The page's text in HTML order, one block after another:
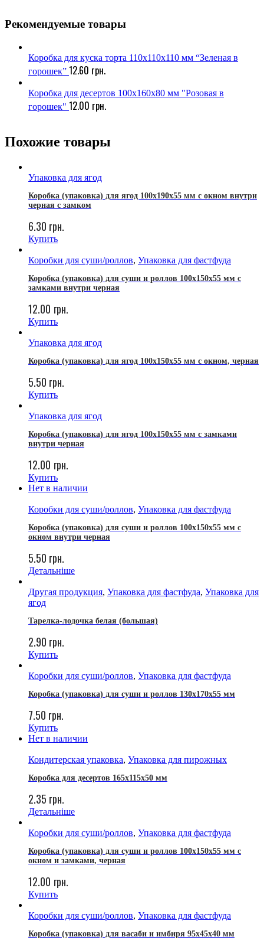
Рекомендуемые товары
Коробка для куска торта 110х110х110 мм “Зеленая в
горошек” 12.60 грн.
Коробка для десертов 100х160х80 мм "Розовая в
горошек" 12.00 грн.
Похожие товары
Упаковка для ягод
Коробка (упаковка) для ягод 100x190x55 мм с окном внутри
черная с замком
6.30 грн.
Купить
Коробки для суши/роллов, Упаковка для фастфуда
Коробка (упаковка) для суши и роллов 100x150x55 мм с
замками внутри черная
12.00 грн.
Купить
Упаковка для ягод
Коробка (упаковка) для ягод 100x150x55 мм с окном, черная
5.50 грн.
Купить
Упаковка для ягод
Коробка (упаковка) для ягод 100x150x55 мм с замками
внутри черная
12.00 грн.
Купить
Нет в наличии
Коробки для суши/роллов, Упаковка для фастфуда
Коробка (упаковка) для суши и роллов 100x150x55 мм с
окном внутри черная
5.50 грн.
Детальніше
Другая продукция, Упаковка для фастфуда, Упаковка для
ягод
Тарелка-лодочка белая (большая)
2.90 грн.
Купить
Коробки для суши/роллов, Упаковка для фастфуда
Коробка (упаковка) для суши и роллов 130x170x55 мм
7.50 грн.
Купить
Нет в наличии
Кондитерская упаковка, Упаковка для пирожных
Коробка для десертов 165х115х50 мм
2.35 грн.
Детальніше
Коробки для суши/роллов, Упаковка для фастфуда
Коробка (упаковка) для суши и роллов 100x150x55 мм с
окном и замками, черная
12.00 грн.
Купить
Коробки для суши/роллов, Упаковка для фастфуда
Коробка (упаковка) для васаби и имбиря 95х45х40 мм